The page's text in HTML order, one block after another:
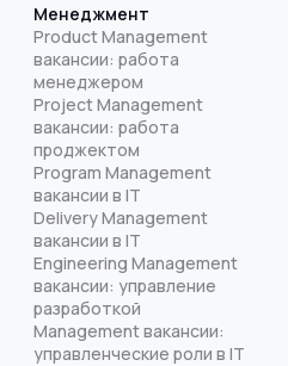
Менеджмент
Product Management
вакансии: работа
менеджером
Project Management
вакансии: работа
проджектом
Program Management
вакансии в IT
Delivery Management
вакансии в IT
Engineering Management
вакансии: управление
разработкой
Management вакансии:
управленческие роли в IT